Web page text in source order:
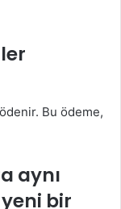
Bu ödeme,
aynı
bir